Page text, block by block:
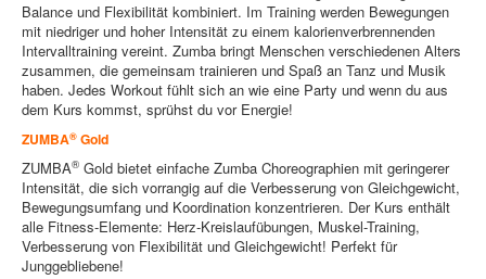
Balance und Flexibilität kombiniert. Im Training werden Bewegungen
mit niedriger und hoher Intensität zu einem kalorienverbrennenden
Intervalltraining vereint. Zumba bringt Menschen verschiedenen Alters
zusammen, die gemeinsam trainieren und Spaß an Tanz und Musik
haben. Jedes Workout fühlt sich an wie eine Party und wenn du aus
dem Kurs kommst, sprühst du vor Energie!
ZUMBA® Gold
ZUMBA® Gold bietet einfache Zumba Choreographien mit geringerer
Intensität, die sich vorrangig auf die Verbesserung von Gleichgewicht,
Bewegungsumfang und Koordination konzentrieren. Der Kurs enthält
alle Fitness-Elemente: Herz-Kreislaufübungen, Muskel-Training,
Verbesserung von Flexibilität und Gleichgewicht! Perfekt für
Junggebliebene!